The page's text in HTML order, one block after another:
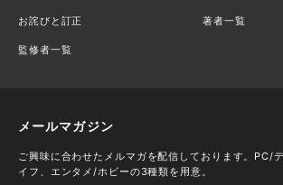
お詫びと訂正 著者一覧
監修者一覧
メールマガジン
ご興味に合わせたメルマガを配信しております。PC/
イフ、エンタメ/ホビーの3種類を用意。